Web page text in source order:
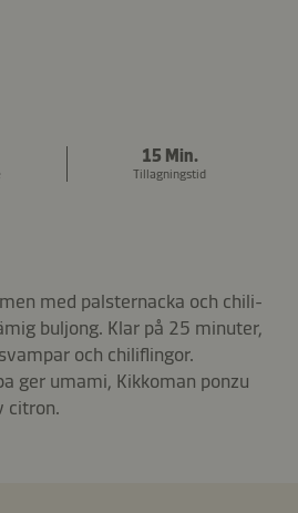
15 Min.
Tillagningstid
med palsternacka och chili-
buljong. Klar på 25 minuter,
och chiliflingor.
ger umami, Kikkoman ponzu
citron.